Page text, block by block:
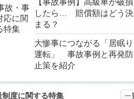
したら… 賠償額はどう決
まる？
大惨事につながる「居眠り
運転」 事故事例と再発防
止策を紹介
制度に関する特集